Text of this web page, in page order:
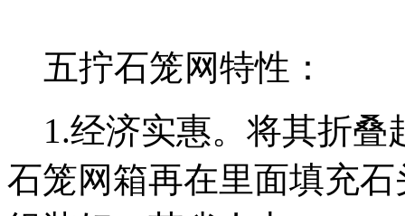
五拧石笼网特性：
1.经济实惠。将其折叠
石笼网箱再在里面填充